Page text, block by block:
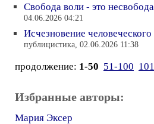
Свобода воли - это
04.06.2026 04:21
Исчезновение человеческого
публицистика, 02.06.2026 11:38
продолжение: 1-50 51-100
Избранные авторы:
Мария Эксер